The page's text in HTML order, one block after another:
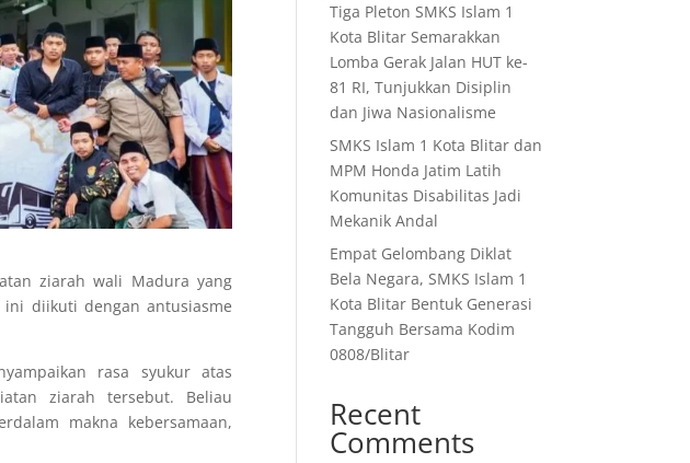
ziarah wali Madura yang
diikuti dengan antusiasme
rasa syukur atas
ziarah tersebut. Beliau
makna kebersamaan,
Tiga Pleton SMKS Islam 1
Kota Blitar Semarakkan
Lomba Gerak Jalan HUT ke-
81 RI, Tunjukkan Disiplin
dan Jiwa Nasionalisme
SMKS Islam 1 Kota Blitar dan
MPM Honda Jatim Latih
Komunitas Disabilitas Jadi
Mekanik Andal
Empat Gelombang Diklat
Bela Negara, SMKS Islam 1
Kota Blitar Bentuk Generasi
Tangguh Bersama Kodim
0808/Blitar
Recent
Comments